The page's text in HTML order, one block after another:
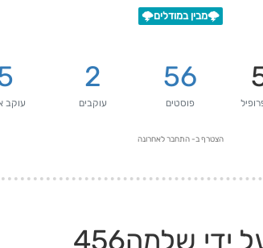
🌩️מבין במודלים🌩️
56
פוסטים
2
עוקבים עוקב
הצטרף ב- התחבר לאחרונה
שלמה456